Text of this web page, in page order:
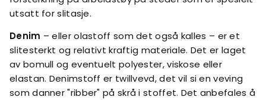
utsatt for slitasje.
Denim – eller olastoff som det også kalles – er et
slitesterkt og relativt kraftig materiale. Det er laget
av bomull og eventuelt polyester, viskose eller
elastan. Denimstoff er twillvevd, det vil si en veving
som danner "ribber" på skrå i stoffet. Det anbefales å